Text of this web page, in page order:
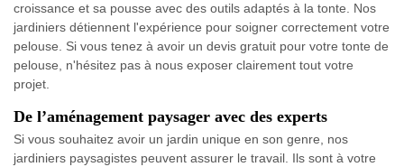
croissance et sa pousse avec des outils adaptés à la tonte. Nos
jardiniers détiennent l'expérience pour soigner correctement votre
pelouse. Si vous tenez à avoir un devis gratuit pour votre tonte de
pelouse, n'hésitez pas à nous exposer clairement tout votre
projet.
De l’aménagement paysager avec des experts
Si vous souhaitez avoir un jardin unique en son genre, nos
jardiniers paysagistes peuvent assurer le travail. Ils sont à votre